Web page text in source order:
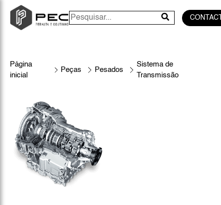
Página
inicial
Peças Pesados
Sistema de
Transmissão